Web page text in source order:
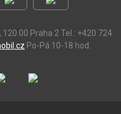
120 00 Praha 2 Tel.: +420 724
Po-Pá 10-18 hod.